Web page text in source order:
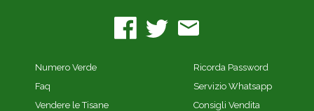
Numero Verde
Faq
Vendere le Tisane
Ricorda Password
Servizio Whatsapp
Consigli Vendita